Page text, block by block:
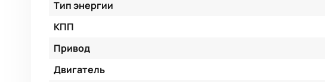
Тип энергии
КПП
Привод
Двигатель